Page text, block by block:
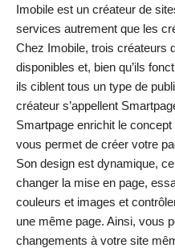
Imobile est un créateur de
services autrement que les
Chez Imobile, trois créateurs
disponibles et, bien qu’ils
ils ciblent tous un type de
créateur s’appellent
Smartpage enrichit le
vous permet de créer votre
Son design est dynamique,
changer la mise en page,
couleurs et images et
une même page. Ainsi, vous
changements à votre site